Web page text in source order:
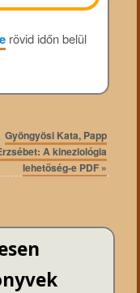
rövid időn belül
Gyöngyösi Kata, Papp
A kineziológia
lehetőség-e PDF »